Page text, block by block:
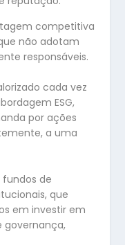
competitiva
não adotam
responsáveis.
cada vez
ESG,
por ações
a uma
de
que
em investir em
governança,